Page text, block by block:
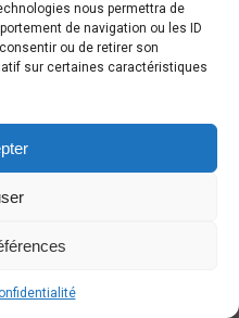
nous permettra de
de navigation ou les ID
ou de retirer son
sur certaines caractéristiques